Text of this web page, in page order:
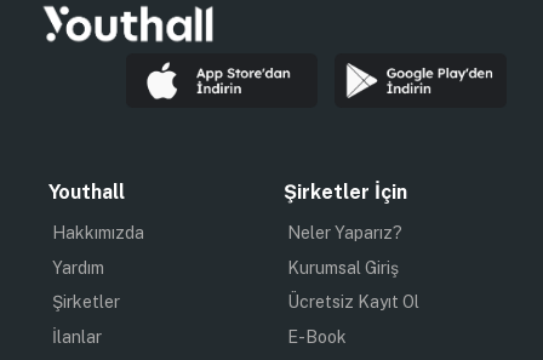
Youthall
Hakkımızda
Yardım
Şirketler
İlanlar
Şirketler İçin
Neler Yaparız?
Kurumsal Giriş
Ücretsiz Kayıt Ol
E-Book